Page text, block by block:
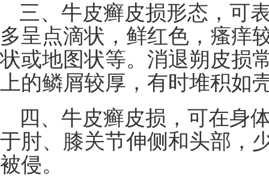
三、牛皮癣皮损形态，可
多呈点滴状，鲜红色，瘙痒
状或地图状等。消退朔皮损
上的鳞屑较厚，有时堆积如
四、牛皮癣皮损，可在身
于肘、膝关节伸侧和头部，
被侵。